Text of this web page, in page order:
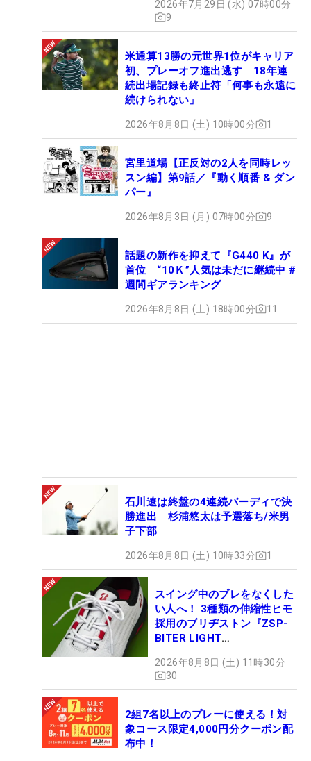
2026年7月29日 (水) 07時00分
9
米通算13勝の元世界1位がキャリア
初、プレーオフ進出逃す 18年連
続出場記録も終止符「何事も永遠に
続けられない」
2026年8月8日 (土) 10時00分 1
宮里道場【正反対の2人を同時レッ
スン編】第9話／『動く順番 & ダン
パー』
2026年8月3日 (月) 07時00分 9
話題の新作を抑えて『G440 K』が
首位 “10Ｋ”人気は未だに継続中 #
週間ギアランキング
2026年8月8日 (土) 18時00分 11
石川遼は終盤の4連続バーディで決
勝進出 杉浦悠太は予選落ち/米男
子下部
2026年8月8日 (土) 10時33分 1
スイング中のブレをなくした
い人へ！ 3種類の伸縮性ヒモ
採用のブリヂストン『ZSP-
BITER LIGHT
ュー
2026年8月8日 (土) 11時30分
30
2組7名以上のプレーに使える！対
象コース限定4,000円分クーポン配
布中！